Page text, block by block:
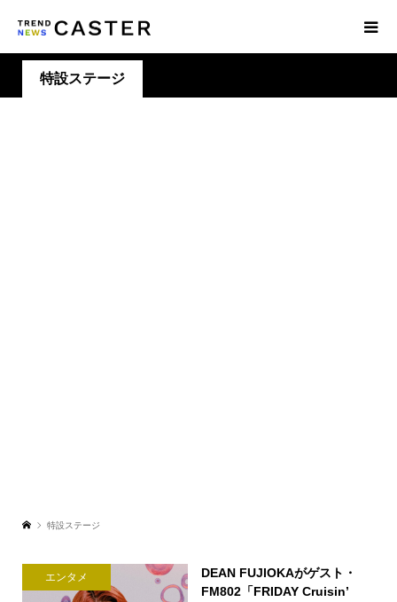
特設ステージ
特設ステージ
エンタメ
DEAN FUJIOKAがゲスト・
FM802「FRIDAY Cruisin’